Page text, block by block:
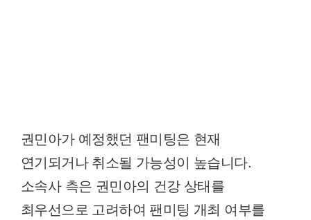
권민아가 예정했던 팬미팅은 현재
연기되거나 취소될 가능성이 높습니다.
소속사 측은 권민아의 건강 상태를
최우선으로 고려하여 팬미팅 개최 여부를